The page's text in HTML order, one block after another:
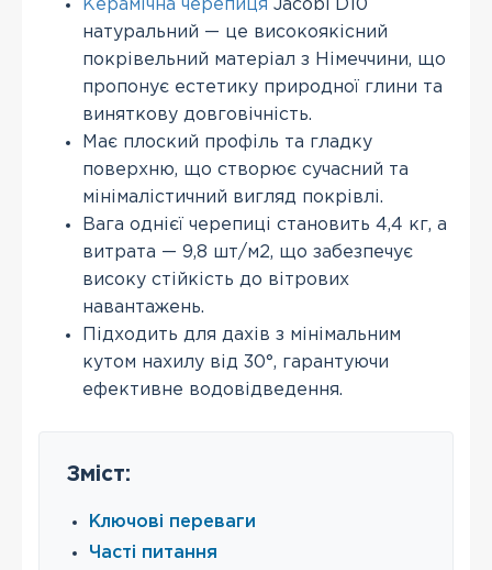
Керамічна черепиця Jacobi D10
натуральний — це високоякісний
покрівельний матеріал з Німеччини, що
пропонує естетику природної глини та
виняткову довговічність.
Має плоский профіль та гладку
поверхню, що створює сучасний та
мінімалістичний вигляд покрівлі.
Вага однієї черепиці становить 4,4 кг, а
витрата — 9,8 шт/м2, що забезпечує
високу стійкість до вітрових
навантажень.
Підходить для дахів з мінімальним
кутом нахилу від 30°, гарантуючи
ефективне водовідведення.
Зміст:
Ключові переваги
Часті питання